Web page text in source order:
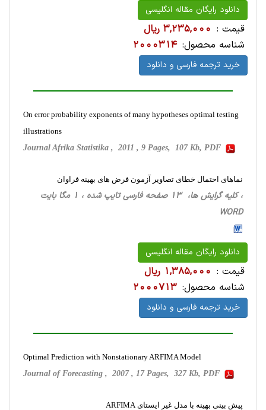
دانلود رایگان مقاله انگلیسی
قیمت : 3,235,000 ریال
شناسه محصول: 2000314
خرید ترجمه فارسی و دانلود
On error probability exponents of many hypotheses optimal testing
illustrations
Journal Afrika Statistika , 2011 , 9 Pages, 107 Kb, PDF
نماهای احتمال خطای تصاویر آزمون فرض های بهینه فراوان
، کلیه گرایش ها، 13 صفحه فارسی تایپ شده ، 1 مگا بایت
WORD
دانلود رایگان مقاله انگلیسی
قیمت : 1,385,000 ریال
شناسه محصول: 2000713
خرید ترجمه فارسی و دانلود
Optimal Prediction with Nonstationary ARFIMA Model
Journal of Forecasting , 2007 , 17 Pages, 327 Kb, PDF
پیش بینی بهینه با مدل غیر ایستای ARFIMA